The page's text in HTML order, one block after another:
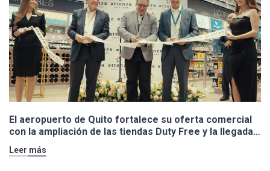
El aeropuerto de Quito fortalece su oferta comercial
con la ampliación de las tiendas Duty Free y la llegada
de Polo Ralph Lauren y Adidas
Leer más